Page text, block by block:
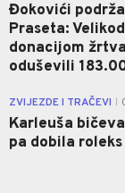
Đokovići
Praseta:
donacijom
oduševili
ZVIJEZDE I TRAČEVI
Karleuša
pa dobila roleks